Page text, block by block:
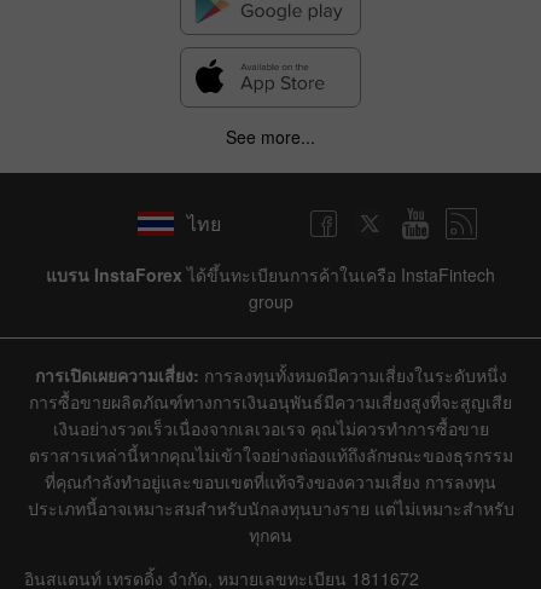
See more...
ไทย
แบรน InstaForex ได้ขึ้นทะเบียนการค้าในเครือ InstaFintech
group
การเปิดเผยความเสี่ยง: การลงทุนทั้งหมดมีความเสี่ยงในระดับหนึ่ง
การซื้อขายผลิตภัณฑ์ทางการเงินอนุพันธ์มีความเสี่ยงสูงที่จะสูญเสีย
เงินอย่างรวดเร็วเนื่องจากเลเวอเรจ คุณไม่ควรทำการซื้อขาย
ตราสารเหล่านี้หากคุณไม่เข้าใจอย่างถ่องแท้ถึงลักษณะของธุรกรรม
ที่คุณกำลังทำอยู่และขอบเขตที่แท้จริงของความเสี่ยง การลงทุน
ประเภทนี้อาจเหมาะสมสำหรับนักลงทุนบางราย แต่ไม่เหมาะสำหรับ
ทุกคน
อินสแตนท์ เทรดดิ้ง จำกัด, หมายเลขทะเบียน 1811672